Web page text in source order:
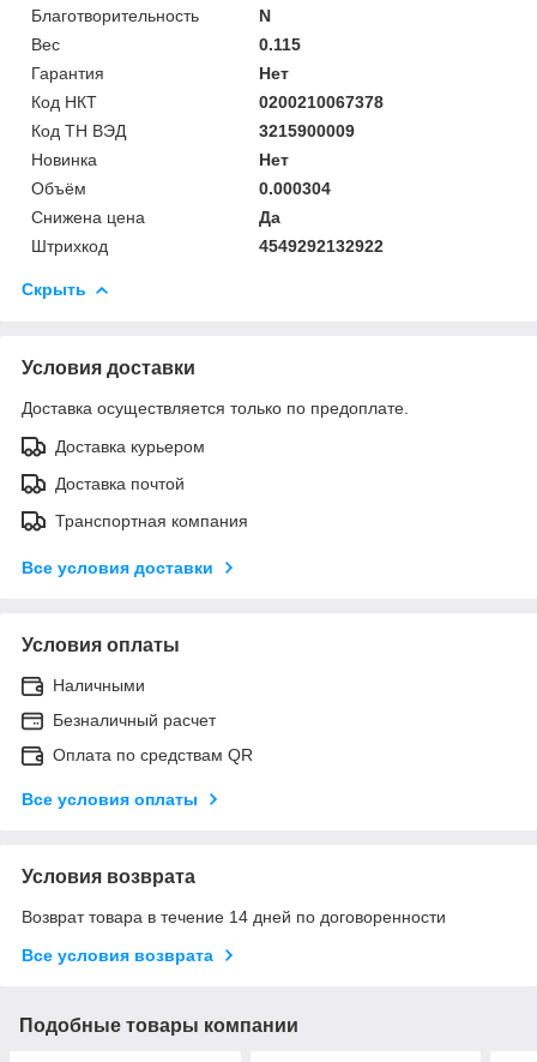
Благотворительность
N
Вес
0.115
Гарантия
Нет
Код НКТ
0200210067378
Код ТН ВЭД
3215900009
Новинка
Нет
Объём
0.000304
Снижена цена
Да
Штрихкод
4549292132922
Скрыть
Условия доставки
Доставка осуществляется только по предоплате.
Доставка курьером
Доставка почтой
Транспортная компания
Все условия доставки
Условия оплаты
Наличными
Безналичный расчет
Оплата по средствам QR
Все условия оплаты
Условия возврата
Возврат товара в течение 14 дней по договоренности
Все условия возврата
Подобные товары компании